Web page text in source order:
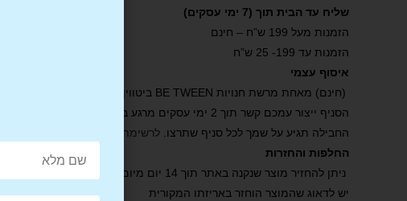
שליח עד הבית תוך (7 ימי עסקים)
הזמנות מעל 199 ש”ח – חינם
הזמנות עד 199- 25 ש”ח
איסוף עצמי
(חינם) מאחת מרשת חנויות BE TWEEN ביטווין .
הסניף ייצור עמכם קשר תוך 2 ימי עסקים מרגע ביצוע ההזמנה באתר ואישורה.
החבילה תגיע על שמך לכל סניף שתרצו. לרשימת הסניפים שלנו
החלפות והחזרות
ניתן להחזיר מוצר שנקנה באתר תוך 14 יום מיום קבלת הפריט.
יש לדאוג שהמוצר הוחזר באריזתו המקורית